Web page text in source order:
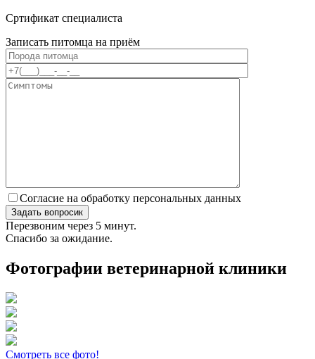
Сртификат специалиста
Записать питомца на приём
Согласие на обработку персональных данных
Перезвоним через 5 минут.
Спасибо за ожидание.
Фотографии ветеринарной клиники
Смотреть все фото!